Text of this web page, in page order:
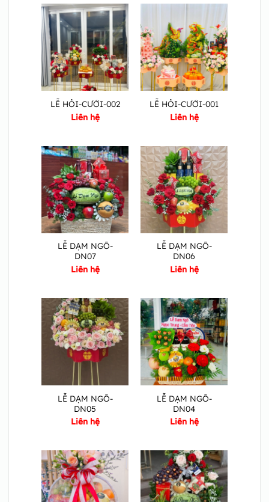
LỄ HỎI-CƯỚI-002
Liên hệ
LỄ HỎI-CƯỚI-001
Liên hệ
LỄ DẠM NGÕ-
DN07
Liên hệ
LỄ DẠM NGÕ-
DN06
Liên hệ
LỄ DẠM NGÕ-
DN05
Liên hệ
LỄ DẠM NGÕ-
DN04
Liên hệ